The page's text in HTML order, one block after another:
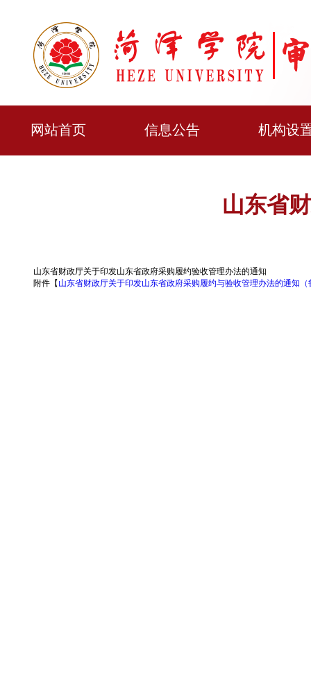
网站首页 信息公告 机构设
山东省
山东省财政厅关于印发山东省政府采购履约验收管理办法的通知
附件【 山东省财政厅关于印发山东省政府采购履约与验收管理办法的通知（